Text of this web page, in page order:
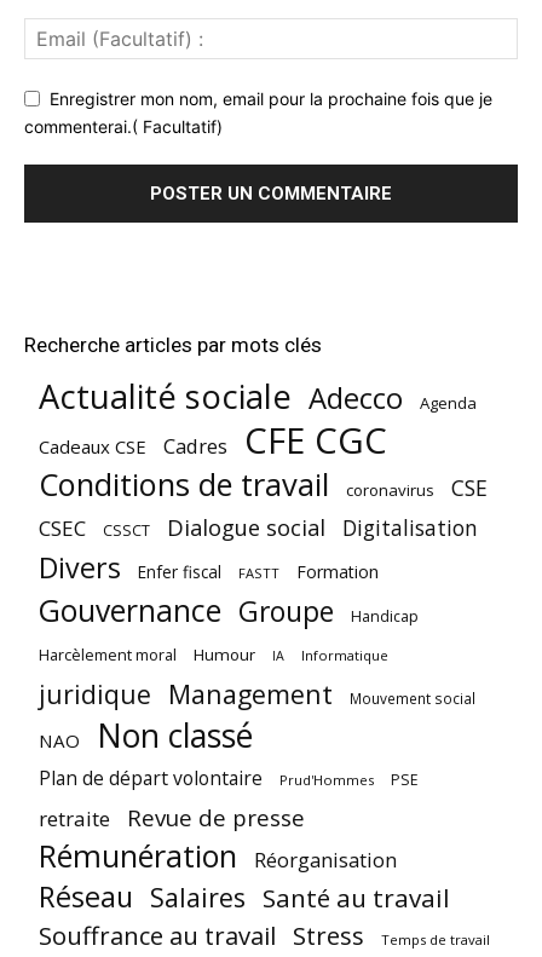
Enregistrer mon nom, email pour la prochaine fois que je
commenterai.( Facultatif)
Recherche articles par mots clés
Actualité sociale Adecco Agenda
Cadeaux CSE Cadres CFE CGC
Conditions de travail coronavirus CSE
CSEC CSSCT Dialogue social Digitalisation
Divers Enfer fiscal FASTT Formation
Gouvernance Groupe Handicap
Harcèlement moral Humour IA Informatique
juridique Management Mouvement social
NAO Non classé
Plan de départ volontaire Prud'Hommes PSE
retraite Revue de presse
Rémunération Réorganisation
Réseau Salaires Santé au travail
Souffrance au travail Stress Temps de travail